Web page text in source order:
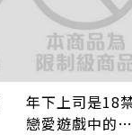
年下上司是18
戀愛遊戲中的我